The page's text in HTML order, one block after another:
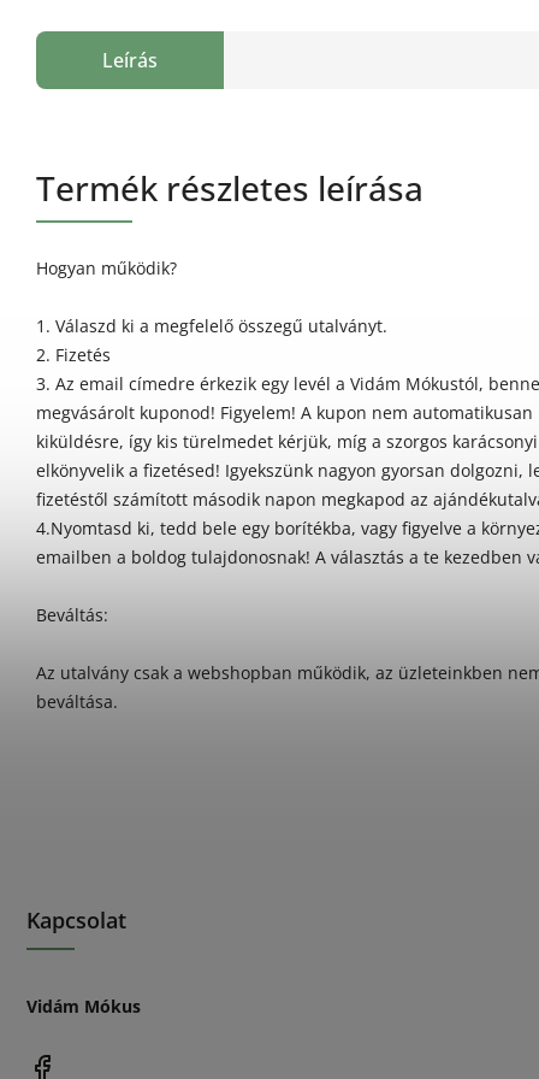
Leírás
Termék részletes leírása
Hogyan működik?
1. Válaszd ki a megfelelő összegű utalványt.
2. Fizetés
3. Az email címedre érkezik egy levél a Vidám Mókustól,
megvásárolt kuponod! Figyelem! A kupon nem automatikusan
kiküldésre, így kis türelmedet kérjük, míg a szorgos
elkönyvelik a fizetésed! Igyekszünk nagyon gyorsan dolgozni,
fizetéstől számított második napon megkapod az
4.Nyomtasd ki, tedd bele egy borítékba, vagy figyelve a
emailben a boldog tulajdonosnak! A választás a te kezedben
Beváltás:
Az utalvány csak a webshopban működik, az üzleteinkben
beváltása.
Kapcsolat
Vidám Mókus